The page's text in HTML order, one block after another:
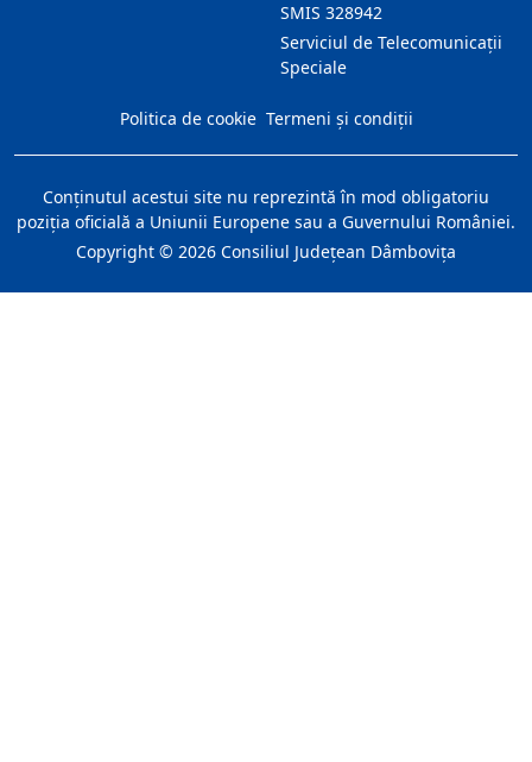
SMIS 328942
Serviciul de Telecomunicații
Speciale
Politica de cookie Termeni și condiții
Conţinutul acestui site nu reprezintă în mod obligatoriu
poziţia oficială a Uniunii Europene sau a Guvernului României.
Copyright © 2026 Consiliul Judeţean Dâmboviţa